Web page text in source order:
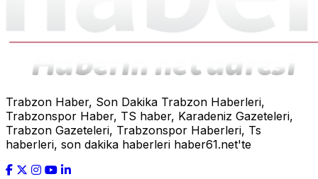
Trabzon Haber, Son Dakika Trabzon Haberleri,
Trabzonspor Haber, TS haber, Karadeniz Gazeteleri,
Trabzon Gazeteleri, Trabzonspor Haberleri, Ts
haberleri, son dakika haberleri haber61.net'te